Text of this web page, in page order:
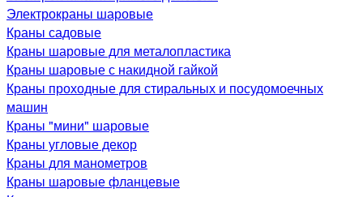
Электрокраны шаровые
Краны садовые
Краны шаровые для металопластика
Краны шаровые с накидной гайкой
Краны проходные для стиральных и посудомоечных
машин
Краны "мини" шаровые
Краны угловые декор
Краны для манометров
Краны шаровые фланцевые